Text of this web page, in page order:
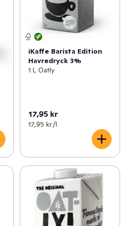
iKaffe Barista Edition
Havredryck 3%
1 l, Oatly
17,95 kr
17,95 kr /l